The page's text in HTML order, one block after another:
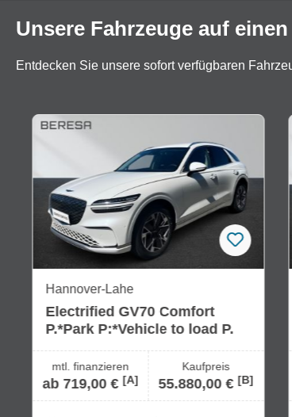
Unsere Fahrzeuge auf
Entdecken Sie unsere sofort verfügbaren
Produktgalerie überspringen
Hannover-Lahe
Electrified GV70 Comfort
P.*Park P:*Vehicle to load P.
mtl. finanzieren
ab 719,00 € [A]
Kaufpreis
55.880,00 € [B]